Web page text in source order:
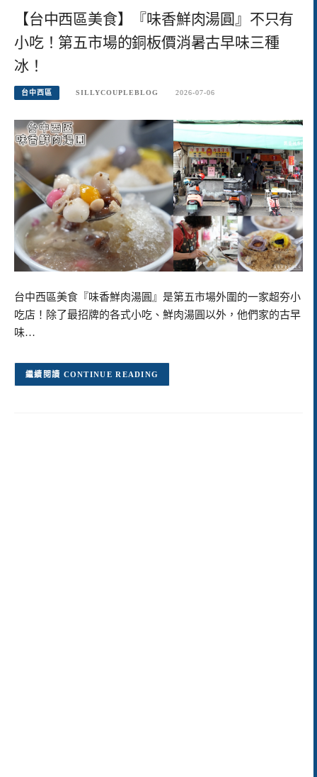
【台中西區美食】『味香鮮肉湯圓』不只有
小吃！第五市場的銅板價消暑古早味三種
冰！
台中西區 SILLYCOUPLEBLOG 2026-07-06
台中西區美食『味香鮮肉湯圓』是第五市場外圍的一家超夯小
吃店！除了最招牌的各式小吃、鮮肉湯圓以外，他們家的古早
味…
CONTINUE READING